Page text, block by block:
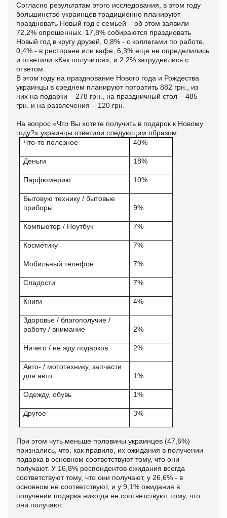
Согласно результатам этого исследования, в этом году
большинство украинцев традиционно планируют
праздновать Новый год с семьей – об этом заявили
72,2% опрошенных. 17,8% собираются праздновать
Новый год в кругу друзей, 0,8% - с коллегами по работе,
0,4% - в ресторане или кафе, 6,3% еще не определились
и ответили «Как получится», и 2,2% затруднились с
ответом.
В этом году на празднование Нового года и Рождества
украинцы в среднем планируют потратить 882 грн., из
них на подарки – 278 грн., на праздничный стол – 485
грн. и на развлечения – 120 грн.
На вопрос «Что Вы хотите получить в подарок к Новому
году?» украинцы ответили следующим образом:
Что-то полезное
40%
Деньги 18%
Парфюмерию 10%
Бытовую технику / бытовые
приборы
9%
Компьютер / Ноутбук 7%
Косметику 7%
Мобильный телефон 7%
Сладости 7%
Книги 4%
Здоровье / благополучие /
работу / внимание
2%
Ничего / не жду подарков 2%
Авто- / мототехнику, запчасти
для авто
1%
Одежду, обувь 1%
Другое 3%
При этом чуть меньше половины украинцев (47,6%)
признались, что, как правило, их ожидания в получении
подарка в основном соответствуют тому, что они
получают. У 16,8% респондентов ожидания всегда
соответствуют тому, что они получают, у 26,6% - в
основном не соответствуют, и у 9,1% ожидания в
получении подарка никогда не соответствуют тому, что
они получают.